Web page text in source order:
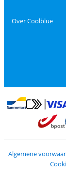
Over Coolblue
Betalen metBetalen met
Algemene